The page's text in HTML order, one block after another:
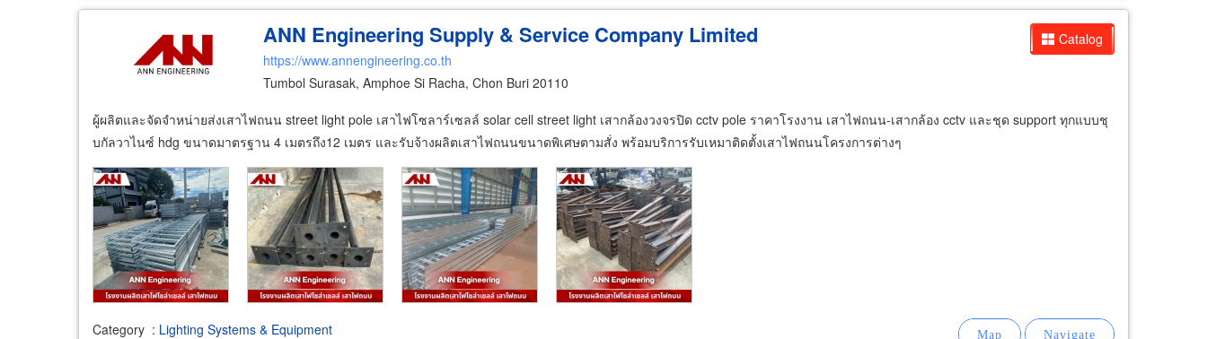
Catalog
ANN Engineering Supply & Service Company Limited
https://www.annengineering.co.th
Tumbol Surasak, Amphoe Si Racha, Chon Buri 20110
ผู้ผลิตและจัดจำหน่ายส่งเสาไฟถนน street light pole เสาไฟโซลาร์เซลล์ solar cell street light เสากล้องวงจรปิด cctv pole ราคาโรงงาน เสาไฟถนน-เสากล้อง cctv และชุด support ทุกแบบชุ
บกัลวาไนซ์ hdg ขนาดมาตรฐาน 4 เมตรถึง12 เมตร และรับจ้างผลิตเสาไฟถนนขนาดพิเศษตามสั่ง พร้อมบริการรับเหมาติดตั้งเสาไฟถนนโครงการต่างๆ
Category : Lighting Systems & Equipment